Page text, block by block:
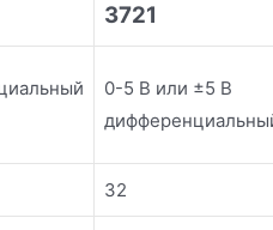
3721
0-5 В или ±5 В
32